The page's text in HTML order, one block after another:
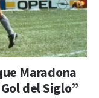
Maradona
del Siglo”